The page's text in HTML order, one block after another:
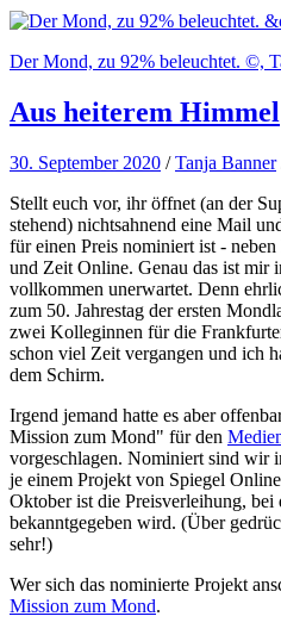
Der Mond, zu 92% beleuchtet. ©,
Aus heiterem Himmel
30. September 2020 /Tanja Banner
Stellt euch vor, ihr öffnet (an der
stehend) nichtsahnend eine Mail
für einen Preis nominiert ist -
und Zeit Online. Genau das ist mir
vollkommen unerwartet. Denn
zum 50. Jahrestag der ersten
zwei Kolleginnen für die
schon viel Zeit vergangen und ich
dem Schirm.
Irgend jemand hatte es aber
Mission zum Mond" für den
vorgeschlagen. Nominiert sind wir
je einem Projekt von Spiegel
Oktober ist die Preisverleihung, bei
bekanntgegeben wird. (Über
sehr!)
Wer sich das nominierte Projekt
Mission zum Mond.